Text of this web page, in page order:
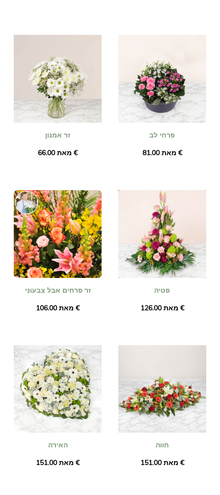
זר אמנון
מאת ‏66.00 €
פרחי לב
מאת ‏81.00 €
זר פרחים אבל צבעוני
מאת ‏106.00 €
פטיה
מאת ‏126.00 €
האירה
מאת ‏151.00 €
חווה
מאת ‏151.00 €